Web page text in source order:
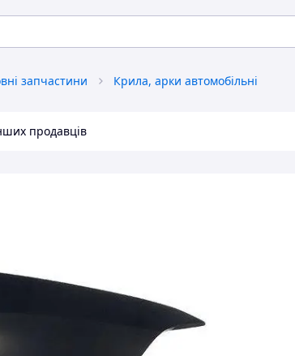
запчастини Крила, арки автомобільні
продавців